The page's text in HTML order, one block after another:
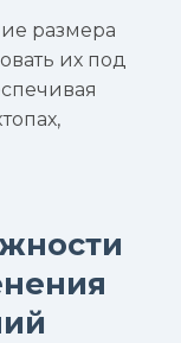
размера
их под